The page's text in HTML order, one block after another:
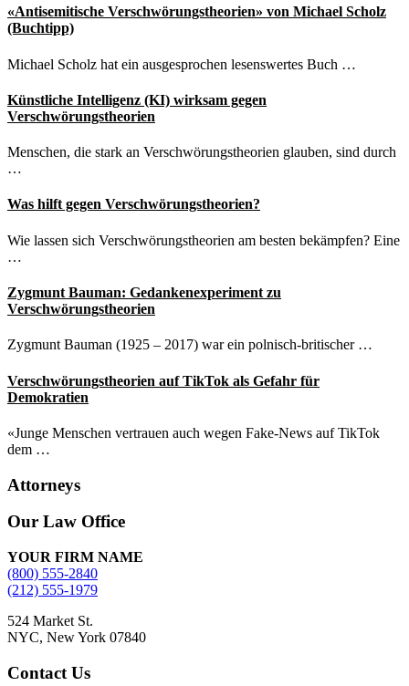
«Antisemitische Verschwörungstheorien» von Michael Scholz
(Buchtipp)
Michael Scholz hat ein ausgesprochen lesenswertes Buch …
Künstliche Intelligenz (KI) wirksam gegen
Verschwörungstheorien
Menschen, die stark an Verschwörungstheorien glauben, sind durch
…
Was hilft gegen Verschwörungstheorien?
Wie lassen sich Verschwörungstheorien am besten bekämpfen? Eine
…
Zygmunt Bauman: Gedankenexperiment zu
Verschwörungstheorien
Zygmunt Bauman (1925 – 2017) war ein polnisch-britischer …
Verschwörungstheorien auf TikTok als Gefahr für
Demokratien
«Junge Menschen vertrauen auch wegen Fake-News auf TikTok
dem …
Attorneys
Site
Footer
Our Law Office
YOUR FIRM NAME
(800) 555-2840
(212) 555-1979
524 Market St.
NYC, New York 07840
Contact Us